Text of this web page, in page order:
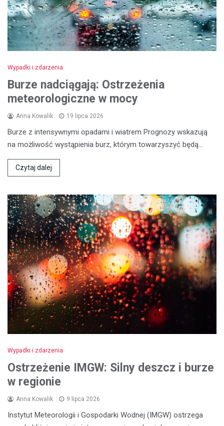
Wypadki i zdarzenia
Burze nadciągają: Ostrzeżenia
meteorologiczne w mocy
Anna Kowalik 19 lipca 2026
Burze z intensywnymi opadami i wiatrem Prognozy wskazują
na możliwość wystąpienia burz, którym towarzyszyć będą…
Czytaj dalej
Wypadki i zdarzenia
Ostrzeżenie IMGW: Silny deszcz i burze
w regionie
Anna Kowalik 9 lipca 2026
Instytut Meteorologii i Gospodarki Wodnej (IMGW) ostrzega